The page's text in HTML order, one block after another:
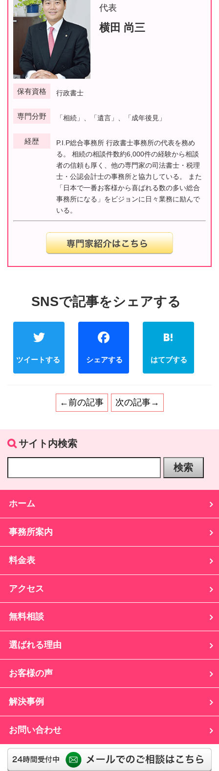
代表
横田 尚三
保有資格 行政書士
専門分野 「相続」、「遺言」、「成年後見」
経歴
P.I.P総合事務所 行政書士事務所の代表を務め
る。 相続の相談件数約6,000件の経験から相談
者の信頼も厚く、他の専門家の司法書士・税理
士・公認会計士の事務所と協力している。 また
「日本で一番お客様から喜ばれる数の多い総合
事務所になる」をビジョンに日々業務に励んで
いる。
Twitter Facebook
←前の記事 次の記事→
サイト内検索
ホーム
事務所案内
料金表
アクセス
無料相談
選ばれる理由
お客様の声
解決事例
お問い合わせ